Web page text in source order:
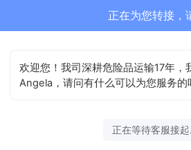
正在为您转接，
欢迎您！我司深耕危险品运输17年，
Angela，请问有什么可以为您服务的
正在等待客服接起